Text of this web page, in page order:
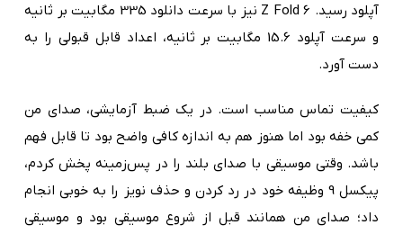
آپلود رسید. Z Fold 6 نیز با سرعت دانلود 335 مگابیت بر ثانیه
و سرعت آپلود 15.6 مگابیت بر ثانیه، اعداد قابل قبولی را به
دست آورد.
کیفیت تماس مناسب است. در یک ضبط آزمایشی، صدای من
کمی خفه بود اما هنوز هم به اندازه کافی واضح بود تا قابل فهم
باشد. وقتی موسیقی با صدای بلند را در پس‌زمینه پخش کردم،
پیکسل 9 وظیفه خود در رد کردن و حذف نویز را به خوبی انجام
داد؛ صدای من همانند قبل از شروع موسیقی بود و موسیقی